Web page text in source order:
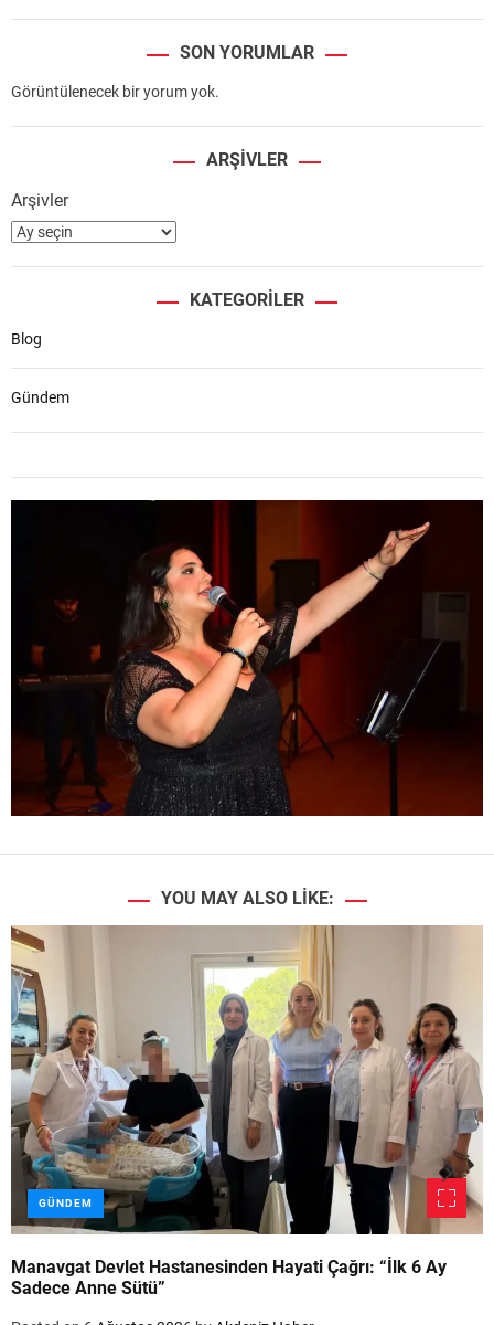
SON YORUMLAR
Görüntülenecek bir yorum yok.
ARŞIVLER
Arşivler
KATEGORILER
Blog
Gündem
YOU MAY ALSO LIKE:
GÜNDEM
Manavgat Devlet Hastanesinden Hayati Çağrı: “İlk 6 Ay
Sadece Anne Sütü”